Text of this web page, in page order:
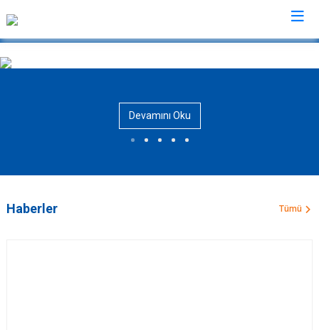
AFAD İl Müdürlükleri
Devamını Oku
Haberler Tümü